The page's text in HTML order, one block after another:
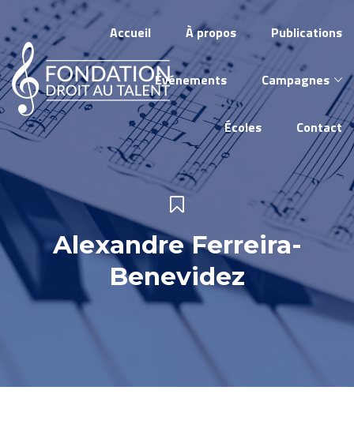
Accueil À propos Publications
Événements Campagnes
Écoles Contact
Alexandre Ferreira-
Benevidez